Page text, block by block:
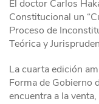
El doctor Carlos
Constitucional un
Proceso de
Teórica y
La cuarta edición
Forma de Gobierno
encuentra a la venta,